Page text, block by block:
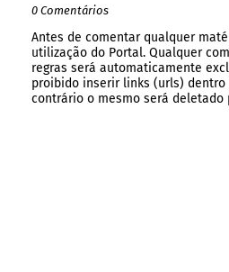
0 Comentários
Antes de comentar qualquer
utilização do Portal. Qualquer
regras será automaticamente
proibido inserir links (urls) dentro
contrário o mesmo será deletado